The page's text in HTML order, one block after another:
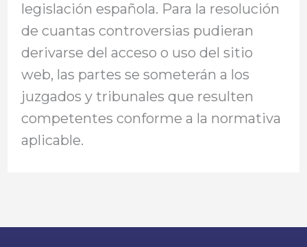
legislación española. Para la resolución
de cuantas controversias pudieran
derivarse del acceso o uso del sitio
web, las partes se someterán a los
juzgados y tribunales que resulten
competentes conforme a la normativa
aplicable.